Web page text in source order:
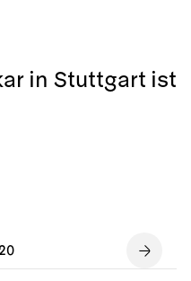
in Stuttgart ist